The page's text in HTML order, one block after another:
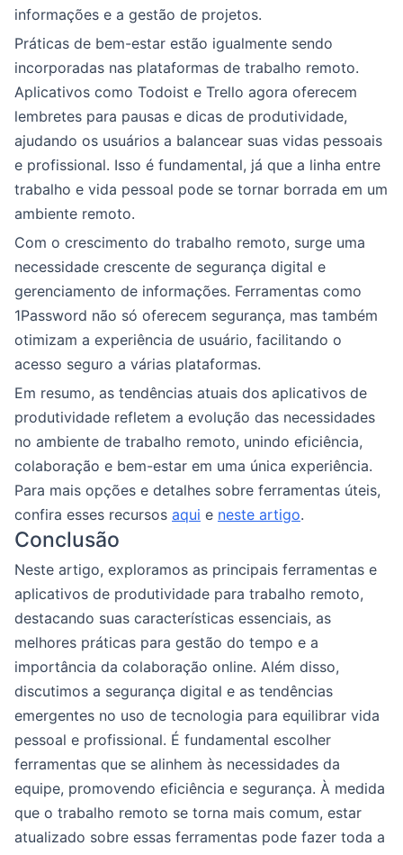
informações e a gestão de projetos.
Práticas de bem-estar estão igualmente sendo
incorporadas nas plataformas de trabalho remoto.
Aplicativos como Todoist e Trello agora oferecem
lembretes para pausas e dicas de produtividade,
ajudando os usuários a balancear suas vidas pessoais
e profissional. Isso é fundamental, já que a linha entre
trabalho e vida pessoal pode se tornar borrada em um
ambiente remoto.
Com o crescimento do trabalho remoto, surge uma
necessidade crescente de segurança digital e
gerenciamento de informações. Ferramentas como
1Password não só oferecem segurança, mas também
otimizam a experiência de usuário, facilitando o
acesso seguro a várias plataformas.
Em resumo, as tendências atuais dos aplicativos de
produtividade refletem a evolução das necessidades
no ambiente de trabalho remoto, unindo eficiência,
colaboração e bem-estar em uma única experiência.
Para mais opções e detalhes sobre ferramentas úteis,
confira esses recursos aqui e neste artigo.
Conclusão
Neste artigo, exploramos as principais ferramentas e
aplicativos de produtividade para trabalho remoto,
destacando suas características essenciais, as
melhores práticas para gestão do tempo e a
importância da colaboração online. Além disso,
discutimos a segurança digital e as tendências
emergentes no uso de tecnologia para equilibrar vida
pessoal e profissional. É fundamental escolher
ferramentas que se alinhem às necessidades da
equipe, promovendo eficiência e segurança. À medida
que o trabalho remoto se torna mais comum, estar
atualizado sobre essas ferramentas pode fazer toda a